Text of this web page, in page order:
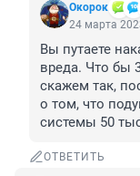
Окорок
24 марта
Вы путаете
вреда. Что бы
скажем так,
о том, что
системы 50
ОТВЕТИТЬ